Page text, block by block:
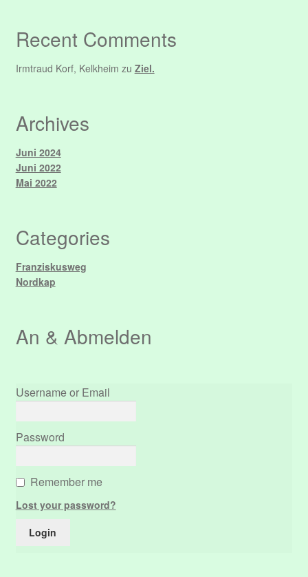
Recent Comments
Irmtraud Korf, Kelkheim zu Ziel.
Archives
Juni 2024
Juni 2022
Mai 2022
Categories
Franziskusweg
Nordkap
An & Abmelden
Username or Email
Password
Remember me
Lost your password?